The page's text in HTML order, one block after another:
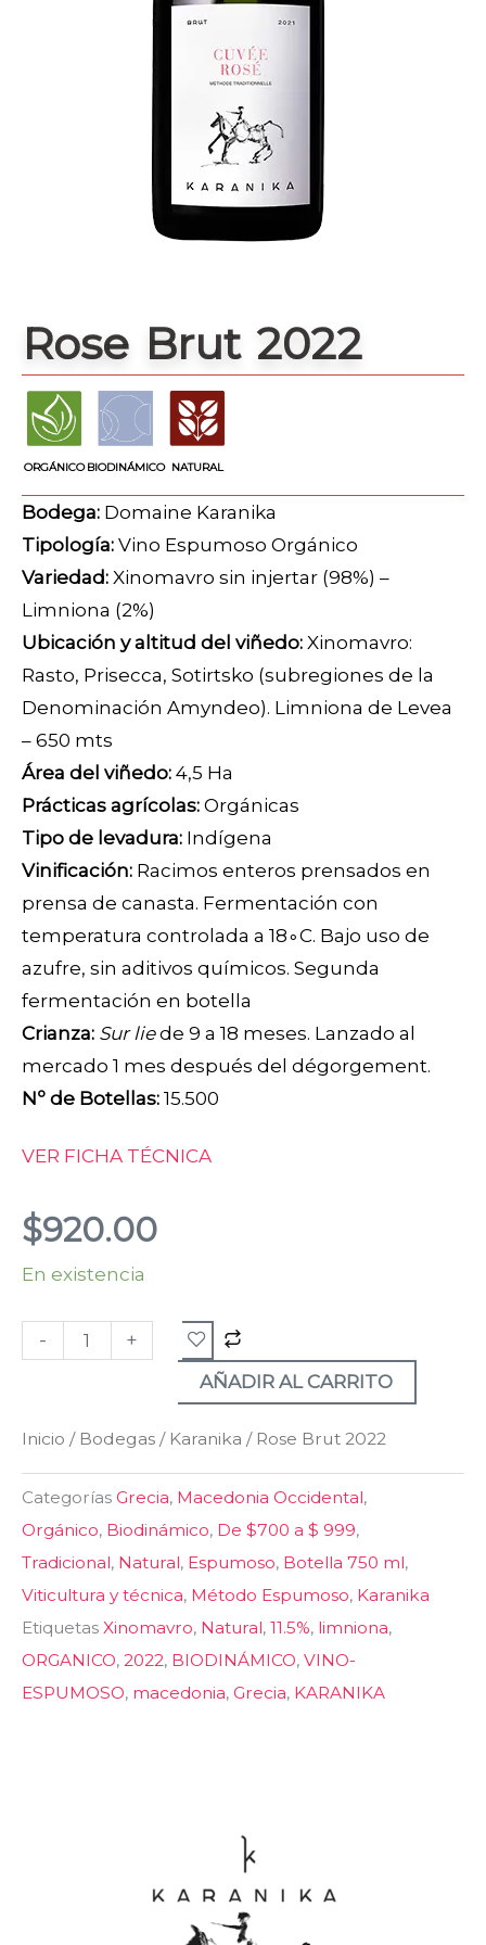
Rose Brut 2022
ORGÁNICO BIODINÁMICO NATURAL
Bodega: Domaine Karanika
Tipología: Vino Espumoso Orgánico
Variedad: Xinomavro sin injertar (98%) –
Limniona (2%)
Ubicación y altitud del viñedo: Xinomavro:
Rasto, Prisecca, Sotirtsko (subregiones de la
Denominación Amyndeo). Limniona de Levea
– 650 mts
Área del viñedo: 4,5 Ha
Prácticas agrícolas: Orgánicas
Tipo de levadura: Indígena
Vinificación: Racimos enteros prensados en
prensa de canasta. Fermentación con
temperatura controlada a 18∘C. Bajo uso de
azufre, sin aditivos químicos. Segunda
fermentación en botella
Crianza: Sur liede 9 a 18 meses. Lanzado al
mercado 1 mes después del dégorgement.
Nº de Botellas: 15.500
VER FICHA TÉCNICA
$920.00
En existencia
-
Rose
2022
+
AÑADIR AL CARRITO
Inicio / Bodegas / Karanika / Rose Brut 2022
Categorías Grecia, Macedonia Occidental,
Orgánico, Biodinámico, De $700 a $ 999,
Tradicional, Natural, Espumoso, Botella 750 ml,
Viticultura y técnica, Método Espumoso, Karanika
Etiquetas Xinomavro, Natural, 11.5%, limniona,
ORGANICO, 2022, BIODINÁMICO, VINO-
ESPUMOSO, macedonia, Grecia, KARANIKA